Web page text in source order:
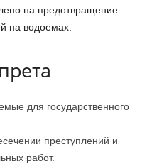
на предотвращение
на водоемах.
для государственного
преступлений и
работ.